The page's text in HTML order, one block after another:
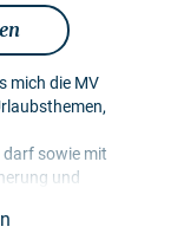
mich die MV
sowie mit
und
in
Gestaltung